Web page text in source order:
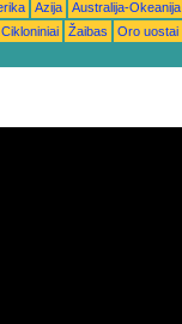
Azija
Australija-Okeanija
Cikloniniai Žaibas
Oro uostai